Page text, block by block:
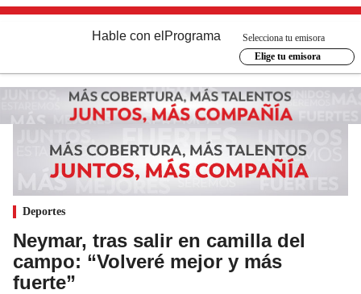
Hable con el Programa
Selecciona tu emisora
Elige tu emisora
Deportes
Neymar, tras salir en camilla del
campo: “Volveré mejor y más
fuerte”